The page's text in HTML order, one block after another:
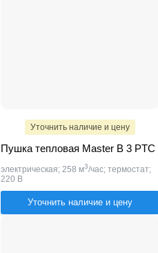
Уточнить наличие и цену
Пушка тепловая Master B 3 PTC
электрическая; 258 м3/час; термостат;
220 В
Уточнить наличие и цену